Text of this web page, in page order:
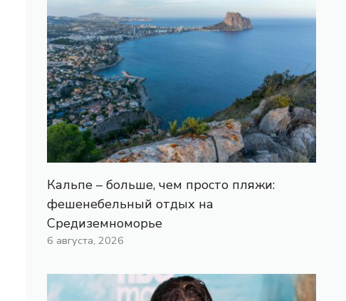
Кальпе – больше, чем просто пляжи:
фешенебельный отдых на
Средиземноморье
6 августа, 2026